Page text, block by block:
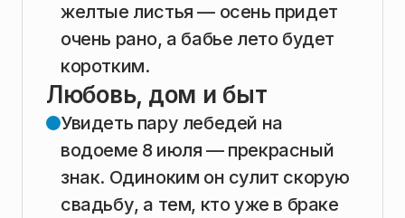
желтые листья — осень придет
очень рано, а бабье лето будет
коротким.
Любовь, дом и быт
Увидеть пару лебедей на
водоеме 8 июля — прекрасный
знак. Одиноким он сулит скорую
свадьбу, а тем, кто уже в браке